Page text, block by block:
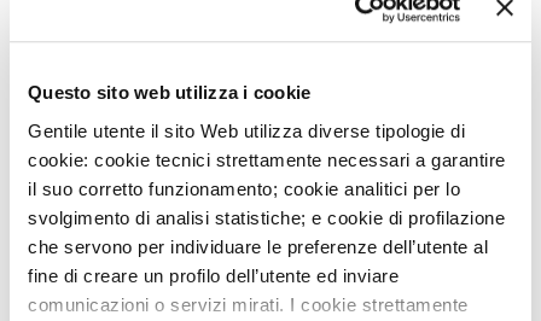
Questo sito web utilizza i cookie
Gentile utente il sito Web utilizza diverse tipologie di
cookie: cookie tecnici strettamente necessari a garantire
il suo corretto funzionamento; cookie analitici per lo
svolgimento di analisi statistiche; e cookie di profilazione
che servono per individuare le preferenze dell’utente al
fine di creare un profilo dell’utente ed inviare
comunicazioni o servizi mirati. I cookie strettamente
IEO E MONZINO, MODELLI DI OSPEDALI GREEN IN
29LUG
DIVENTA VOLONTARIO SOTTOVOCE: UN GESTO CHE
FA LA DIFFERENZA
AVVISO: CHIUSURA SERVIZI